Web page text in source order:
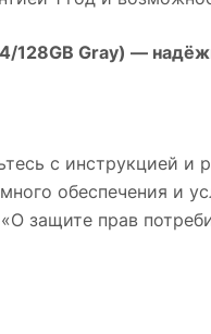
128GB Gray) —
с инструкцией
обеспечения и
защите прав